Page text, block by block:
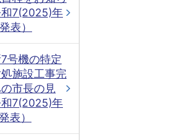
7(2025)年
表）
号機の特定
施設工事完
市長の見
7(2025)年
表）